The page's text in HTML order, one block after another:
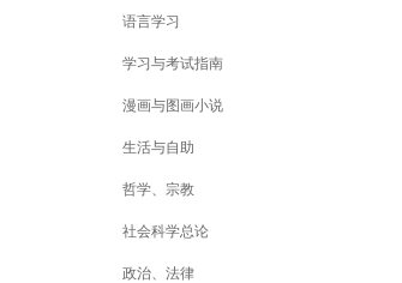
语言学习
学习与考试指南
漫画与图画小说
生活与自助
哲学、宗教
社会科学总论
政治、法律